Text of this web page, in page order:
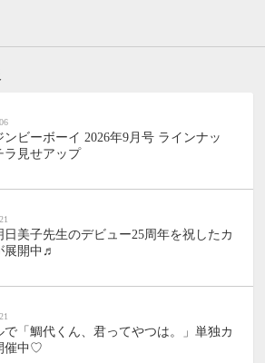
ンビーボーイ 2026年9月号 ラインナッ
ラ見せアップ
日美子先生のデビュー25周年を祝したカ
展開中♬
で「鯛代くん、君ってやつは。」単独カ
催中♡